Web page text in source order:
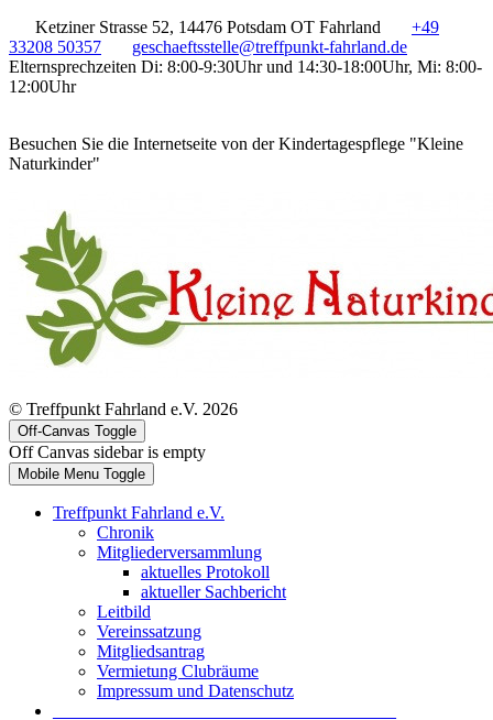
Ketziner Strasse 52, 14476 Potsdam OT Fahrland
+49
33208 50357
geschaeftsstelle@treffpunkt-fahrland.de
Elternsprechzeiten Di: 8:00-9:30Uhr und 14:30-18:00Uhr, Mi: 8:00-
12:00Uhr
Besuchen Sie die Internetseite von der Kindertagespflege "Kleine
Naturkinder"
© Treffpunkt Fahrland e.V. 2026
Off-Canvas Toggle
Off Canvas sidebar is empty
Mobile Menu Toggle
Treffpunkt Fahrland e.V.
Chronik
Mitgliederversammlung
aktuelles Protokoll
aktueller Sachbericht
Leitbild
Vereinssatzung
Mitgliedsantrag
Vermietung Clubräume
Impressum und Datenschutz